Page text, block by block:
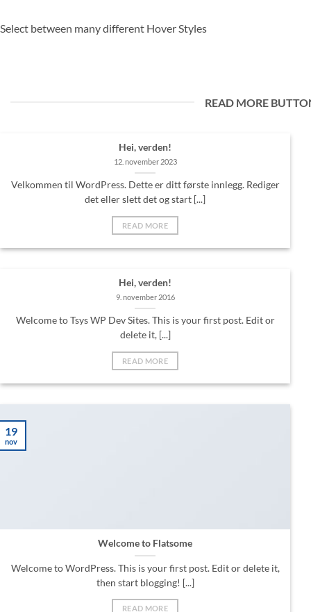
Select between many different Hover Styles
READ MORE
Hei, verden!
12. november 2023
Velkommen til WordPress. Dette er ditt første innlegg. Rediger
det eller slett det og start [...]
READ MORE
Hei, verden!
9. november 2016
Welcome to Tsys WP Dev Sites. This is your first post. Edit or
delete it, [...]
READ MORE
Welcome to Flatsome
Welcome to WordPress. This is your first post. Edit or delete it,
then start blogging! [...]
READ MORE
19
nov